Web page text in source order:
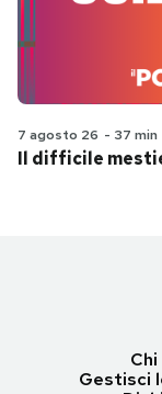
7 agosto 26 - 37 min
Il difficile
Gestisci